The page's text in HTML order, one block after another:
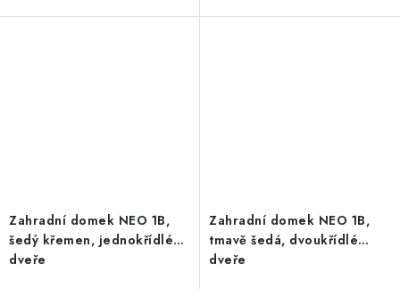
Zahradní domek NEO 1B,
šedý křemen, jednokřídlé
dveře
Zahradní domek NEO 1B,
tmavě šedá, dvoukřídlé
dveře